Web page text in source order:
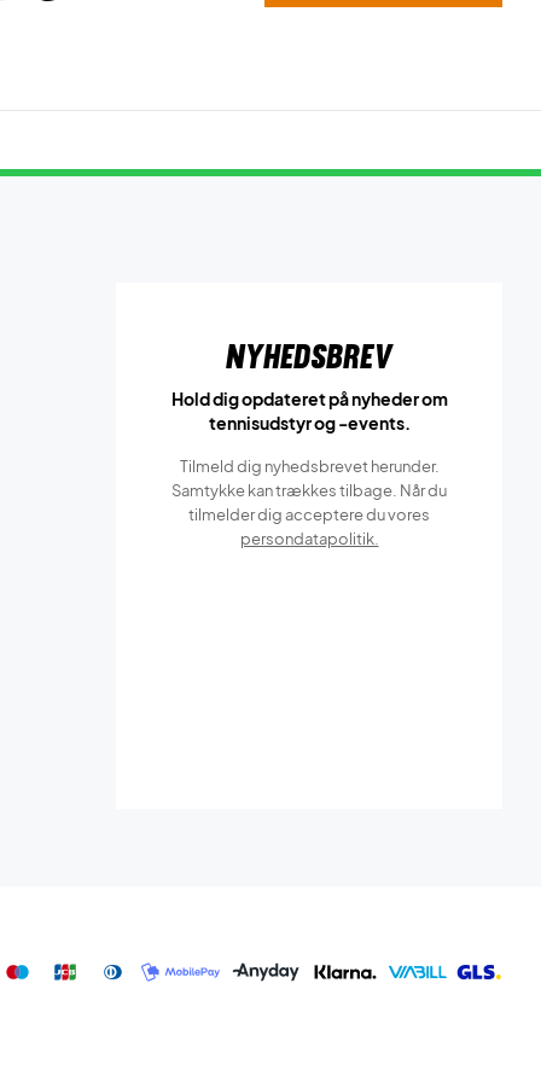
Nyhedsbrev
Hold dig opdateret på nyheder om
tennisudstyr og -events.
Tilmeld dig nyhedsbrevet herunder.
Samtykke kan trækkes tilbage. Når du
tilmelder dig acceptere du vores
persondatapolitik.